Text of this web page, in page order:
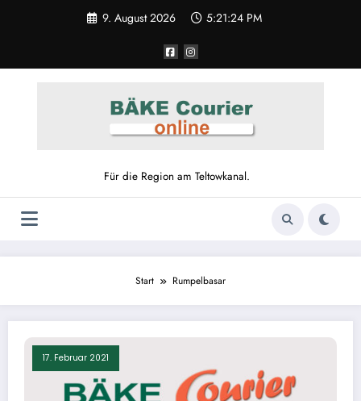
9. August 2026 5:21:24 PM
Für die Region am Teltowkanal.
Start Rumpelbasar
17. Februar 2021